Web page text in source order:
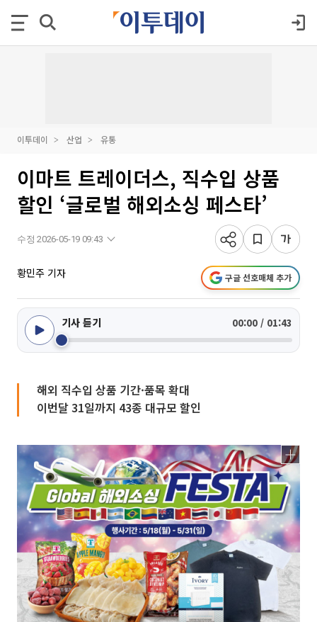
이투데이 산업 유통
이마트 트레이더스, 직수입 상품
할인 ‘글로벌 해외소싱 페스타’
수정 2026-05-19 09:43
황민주 기자 구글 선호매체 추가
기사 듣기 00:00 / 01:43
해외 직수입 상품 기간·품목 확대
이번달 31일까지 43종 대규모 할인